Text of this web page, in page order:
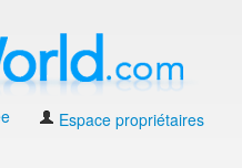
Espace propriétaires